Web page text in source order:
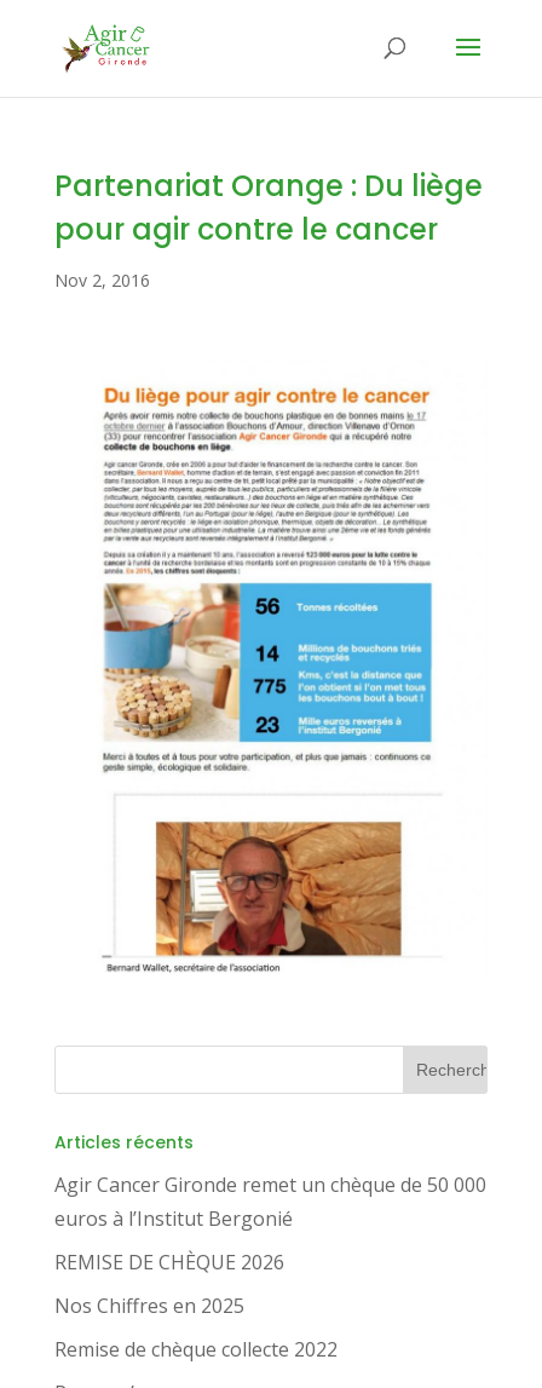
Partenariat Orange : Du liège
pour agir contre le cancer
Nov 2, 2016
Articles récents
Agir Cancer Gironde remet un chèque de 50 000
euros à l’Institut Bergonié
REMISE DE CHÈQUE 2026
Nos Chiffres en 2025
Remise de chèque collecte 2022